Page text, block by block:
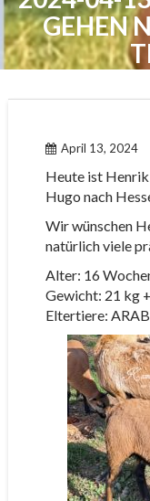
GEHEN
April 13, 2024
Heute ist
Hugo nach
Wir wünschen
natürlich viele
Alter: 16
Gewicht: 21 kg
Eltertiere: